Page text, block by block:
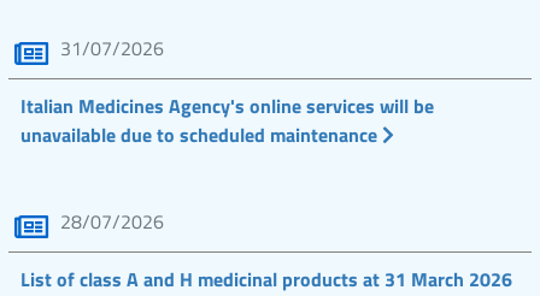
31/07/2026
Italian Medicines Agency's online services will be
unavailable due to scheduled maintenance
28/07/2026
List of class A and H medicinal products at 31 March 2026